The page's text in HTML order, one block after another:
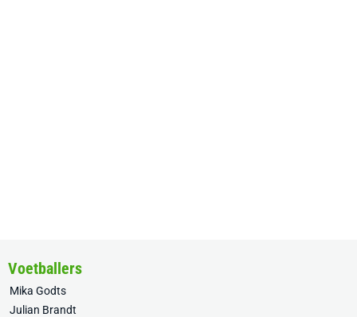
Voetballers
Mika Godts
Julian Brandt